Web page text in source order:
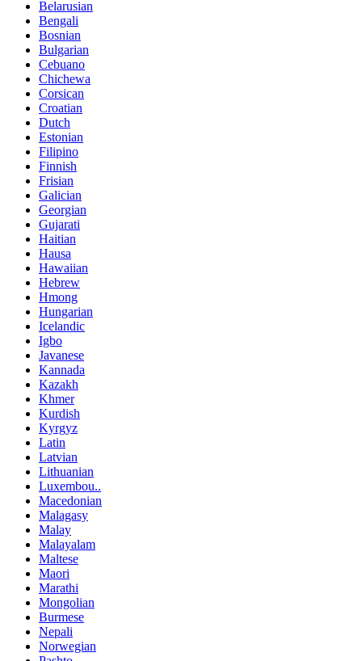
Belarusian
Bengali
Bosnian
Bulgarian
Cebuano
Chichewa
Corsican
Croatian
Dutch
Estonian
Filipino
Finnish
Frisian
Galician
Georgian
Gujarati
Haitian
Hausa
Hawaiian
Hebrew
Hmong
Hungarian
Icelandic
Igbo
Javanese
Kannada
Kazakh
Khmer
Kurdish
Kyrgyz
Latin
Latvian
Lithuanian
Luxembou..
Macedonian
Malagasy
Malay
Malayalam
Maltese
Maori
Marathi
Mongolian
Burmese
Nepali
Norwegian